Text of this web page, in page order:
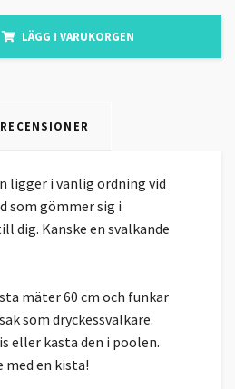
LÄGG I VARUKORGEN
RECENSIONER
ligger i vanlig ordning vid
som gömmer sig i
dig. Kanske en svalkande
mäter 60 cm och funkar
som dryckessvalkare.
eller kasta den i poolen.
en kista!